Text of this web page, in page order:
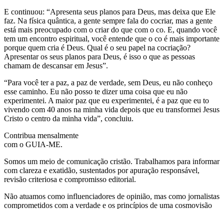
E continuou: “Apresenta seus planos para Deus, mas deixa que Ele
faz. Na física quântica, a gente sempre fala do cocriar, mas a gente
está mais preocupado com o criar do que com o co. E, quando você
tem um encontro espiritual, você entende que o co é mais importante
porque quem cria é Deus. Qual é o seu papel na cocriação?
Apresentar os seus planos para Deus, é isso o que as pessoas
chamam de descansar em Jesus”.
“Para você ter a paz, a paz de verdade, sem Deus, eu não conheço
esse caminho. Eu não posso te dizer uma coisa que eu não
experimentei. A maior paz que eu experimentei, é a paz que eu to
vivendo com 40 anos na minha vida depois que eu transformei Jesus
Cristo o centro da minha vida”, concluiu.
Contribua mensalmente
com o GUIA-ME.
Somos um meio de comunicação cristão. Trabalhamos para informar
com clareza e exatidão, sustentados por apuração responsável,
revisão criteriosa e compromisso editorial.
Não atuamos como influenciadores de opinião, mas como jornalistas
comprometidos com a verdade e os princípios de uma cosmovisão